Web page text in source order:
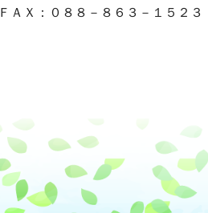
ＦＡＸ：０８８－８６３－１５２３